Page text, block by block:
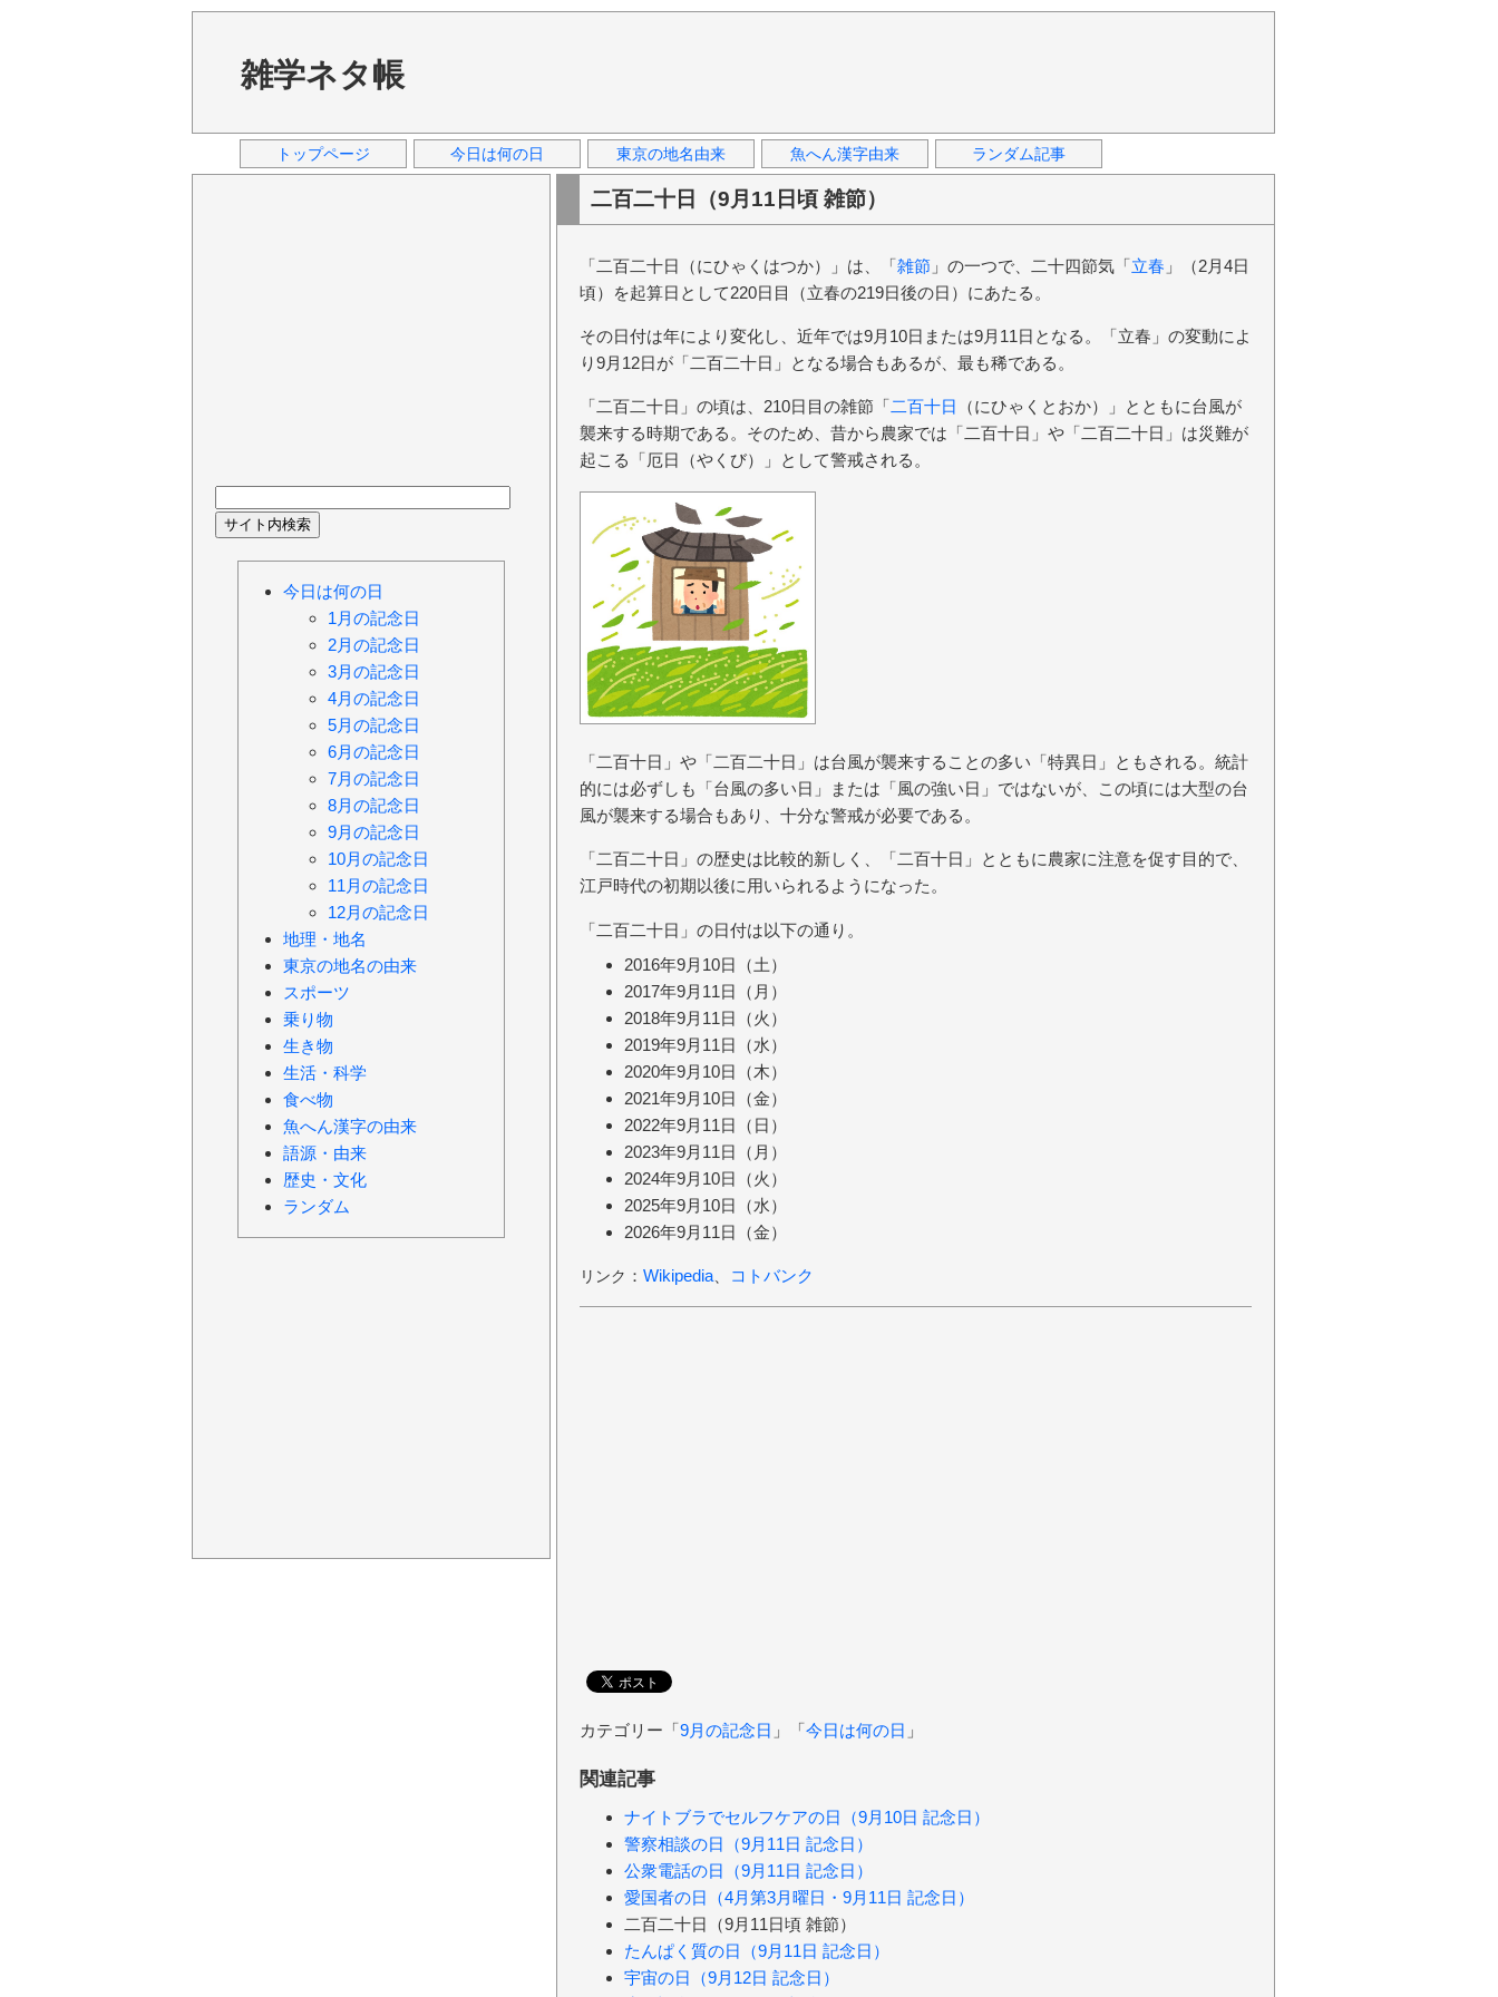
雑学ネタ帳
トップページ 今日は何の日 東京の地名由来 魚へん漢字由来 ランダム記事
二百二十日（9月11日頃 雑節）
「二百二十日（にひゃくはつか）」は、「雑節 」の一つで、二十四節気「立春 」（2月4日
頃）を起算日として220日目（立春の219日後の日）にあたる。
その日付は年により変化し、近年では9月10日または9月11日となる。「立春」の変動によ
り9月12日が「二百二十日」となる場合もあるが、最も稀である。
「二百二十日」の頃は、210日目の雑節「二百十日
（にひゃくとおか）」とともに台風が
襲来する時期である。そのため、昔から農家では「二百十日」や「二百二十日」は災難が
起こる「厄日（やくび）」として警戒される。
「二百十日」や「二百二十日」は台風が襲来することの多い「特異日」ともされる。統計
的には必ずしも「台風の多い日」または「風の強い日」ではないが、この頃には大型の台
風が襲来する場合もあり、十分な警戒が必要である。
「二百二十日」の歴史は比較的新しく、「二百十日」とともに農家に注意を促す目的で、
江戸時代の初期以後に用いられるようになった。
「二百二十日」の日付は以下の通り。
2016年9月10日（土）
2017年9月11日（月）
2018年9月11日（火）
2019年9月11日（水）
2020年9月10日（木）
2021年9月10日（金）
2022年9月11日（日）
2023年9月11日（月）
2024年9月10日（火）
2025年9月10日（水）
2026年9月11日（金）
リンク ： Wikipedia コトバンク
カテゴリー「9月の記念日 」「今日は何の日 」
関連記事
ナイトブラでセルフケアの日（9月10日 記念日）
警察相談の日（9月11日 記念日）
公衆電話の日（9月11日 記念日）
愛国者の日（4月第3月曜日・9月11日 記念日）
二百二十日（9月11日頃 雑節）
たんぱく質の日（9月11日 記念日）
宇宙の日（9月12日 記念日）
今日は何の日
1月の記念日
2月の記念日
3月の記念日
4月の記念日
5月の記念日
6月の記念日
7月の記念日
8月の記念日
9月の記念日
10月の記念日
11月の記念日
12月の記念日
地理・地名
東京の地名の由来
スポーツ
乗り物
生き物
生活・科学
食べ物
魚へん漢字の由来
語源・由来
歴史・文化
ランダム